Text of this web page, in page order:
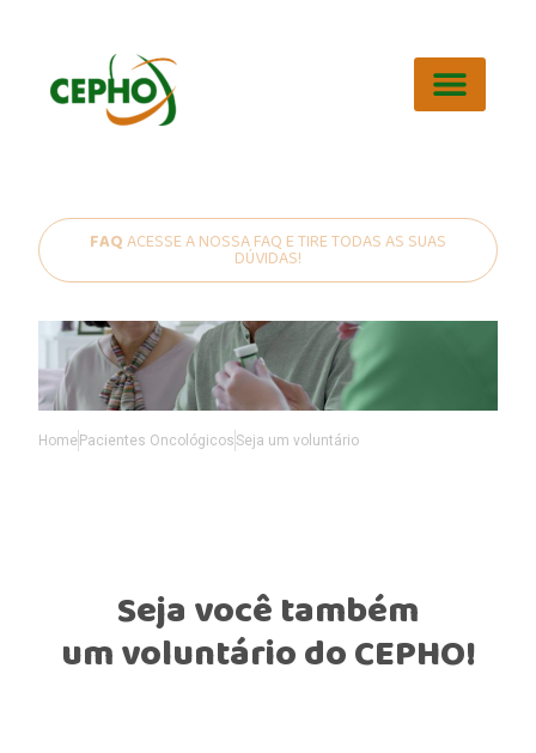
FAQACESSE A NOSSA FAQ E TIRE TODAS AS SUAS
DÚVIDAS!
Home Pacientes OncológicosSeja um voluntário
Seja você também
um voluntário do CEPHO!